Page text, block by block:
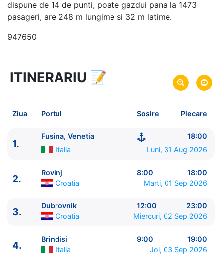
dispune de 14 de punti, poate gazdui pana la 1473
pasageri, are 248 m lungime si 32 m latime.
947650
8 zile vacanta de croaziera in
Marea Mediterana de Est -
Plecare pe 31 Aug 2026 din Fusina, Venetia, Italia
Explora Journeys
ITINERARIU 📝
Ziua Portul Sosire Plecare
1.
Fusina, Venetia
18:00
Italia
Luni, 31 Aug 2026
2.
Rovinj 8:00
18:00
Croatia
Marti, 01 Sep 2026
3.
Dubrovnik 12:00
23:00
Croatia
Miercuri, 02 Sep 2026
4.
Brindisi 9:00
19:00
Italia
Joi, 03 Sep 2026